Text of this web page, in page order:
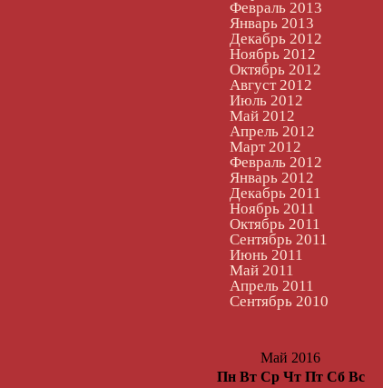
Февраль 2013
Январь 2013
Декабрь 2012
Ноябрь 2012
Октябрь 2012
Август 2012
Июль 2012
Май 2012
Апрель 2012
Март 2012
Февраль 2012
Январь 2012
Декабрь 2011
Ноябрь 2011
Октябрь 2011
Сентябрь 2011
Июнь 2011
Май 2011
Апрель 2011
Сентябрь 2010
Май 2016
Пн Вт Ср Чт Пт Сб Вс